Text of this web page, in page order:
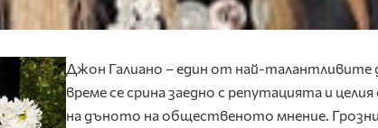
Джон Галиано – един от най-талантливите
време се срина заедно с репутацията и
на дъното на общественото мнение.